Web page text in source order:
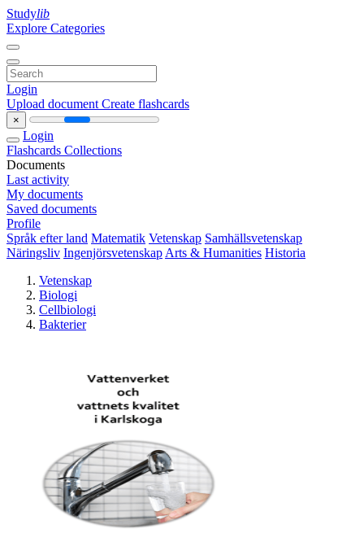
Studylib
Explore Categories
Login
Upload document Create flashcards
×
Login
Flashcards Collections
Documents
Last activity
My documents
Saved documents
Profile
Språk efter land Matematik Vetenskap Samhällsvetenskap
Näringsliv Ingenjörsvetenskap Arts & Humanities Historia
Vetenskap
Biologi
Cellbiologi
Bakterier